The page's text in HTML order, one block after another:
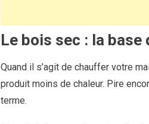
Le bois sec : la base
Quand il s’agit de chauffer votre
produit moins de chaleur. Pire
terme.